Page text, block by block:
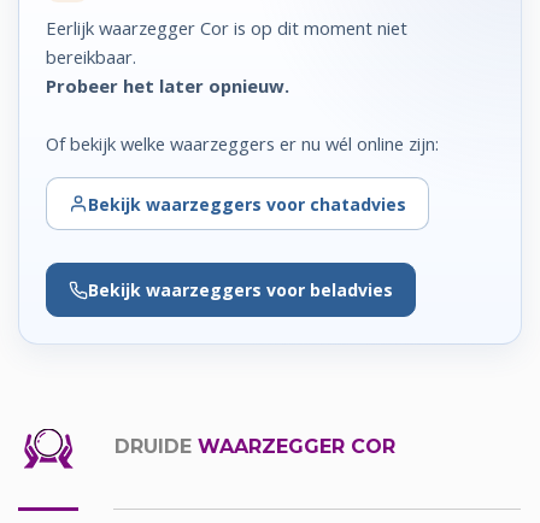
Eerlijk waarzegger Cor is op dit moment niet
bereikbaar.
Probeer het later opnieuw.
Of bekijk welke waarzeggers er nu wél online zijn:
Bekijk waarzeggers voor chatadvies
Bekijk waarzeggers voor beladvies
DRUIDE WAARZEGGER COR